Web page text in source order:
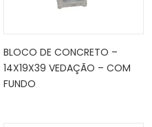
BLOCO DE CONCRETO –
14X19X39 VEDAÇÃO – COM
FUNDO